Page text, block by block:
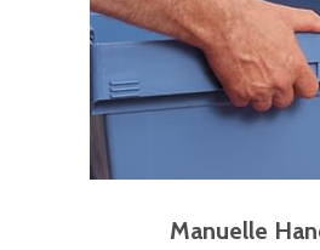
Manuelle